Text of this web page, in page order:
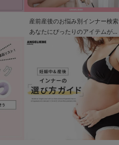
産前産後のお悩み別インナー検索
あなたにぴったりのアイテムが見
つかる